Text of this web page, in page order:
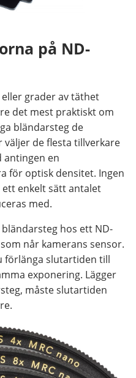
på ND-
grader av täthet
det mest praktiskt om
bländarsteg de
väljer de flesta tillverkare
antingen en
för optisk densitet. Ingen
ett enkelt sätt antalet
med.
hos ett ND-
når kamerans sensor.
förlänga slutartiden till
exponering. Lägger
måste slutartiden